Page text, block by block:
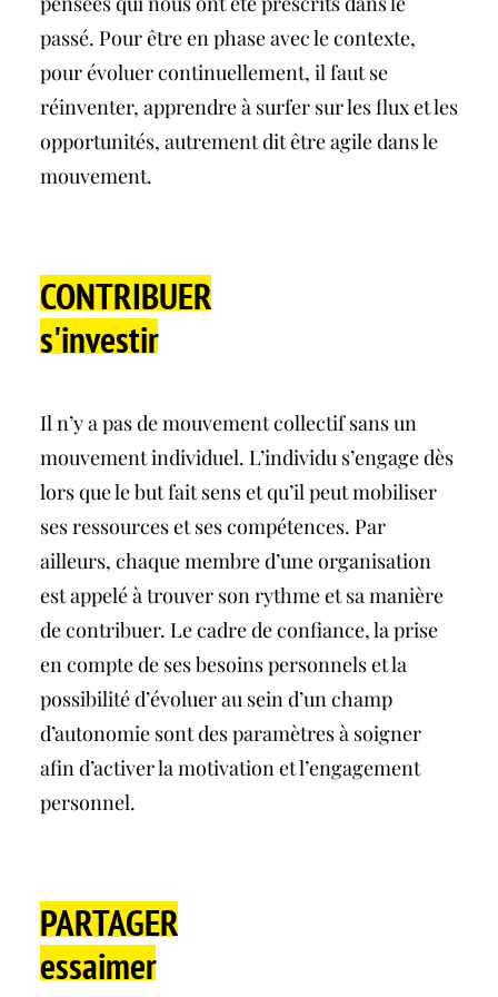
passé. Pour être en phase avec le contexte,
pour évoluer continuellement, il faut se
réinventer, apprendre à surfer sur les flux et les
opportunités, autrement dit être agile dans le
mouvement.
CONTRIBUER
s'investir
Il n’y a pas de mouvement collectif sans un
mouvement individuel. L’individu s’engage dès
lors que le but fait sens et qu’il peut mobiliser
ses ressources et ses compétences. Par
ailleurs, chaque membre d’une organisation
est appelé à trouver son rythme et sa manière
de contribuer. Le cadre de confiance, la prise
en compte de ses besoins personnels et la
possibilité d’évoluer au sein d’un champ
d’autonomie sont des paramètres à soigner
afin d’activer la motivation et l’engagement
personnel.
PARTAGER
essaimer